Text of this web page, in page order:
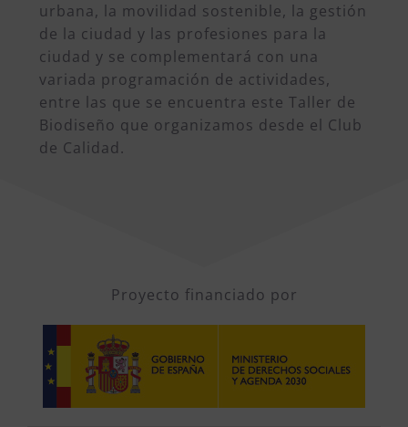
urbana, la movilidad sostenible, la gestión
de la ciudad y las profesiones para la
ciudad y se complementará con una
variada programación de actividades,
entre las que se encuentra este Taller de
Biodiseño que organizamos desde el Club
de Calidad.
Proyecto financiado por